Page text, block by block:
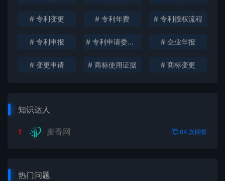
# 专利变更 # 专利年费 # 专利授权流程
# 专利申报 # 专利申请委托书 # 企业年报
# 变更申请 # 商标使用证据 # 商标变更
知识达人
1 麦香网 64 次回答
热门问题